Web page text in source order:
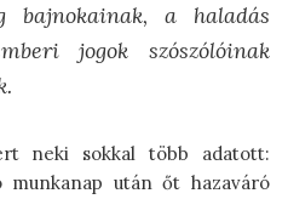
bajnokainak, a haladás
jogok szószólóinak
neki sokkal több adatott:
után őt hazaváró